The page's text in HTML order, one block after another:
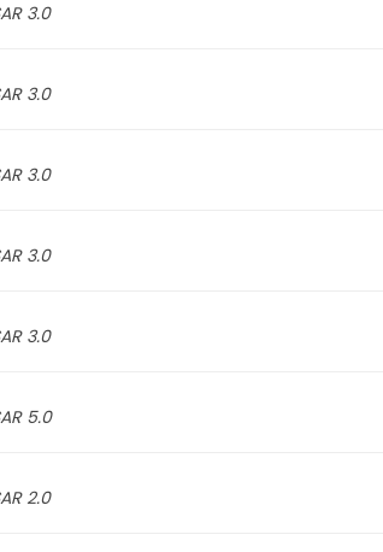
3.0 SAR
3.0 SAR
3.0 SAR
3.0 SAR
3.0 SAR
5.0 SAR
2.0 SAR